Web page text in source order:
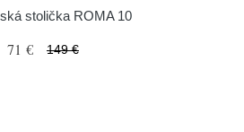
stolička ROMA 10
71 € 149 €